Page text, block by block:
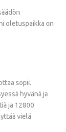
oletuspaikka on
sopii.
hyvänä ja
ja 12800
vielä